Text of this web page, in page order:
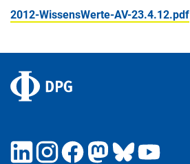
2012-WissensWerte-AV-23.4.12.pdf